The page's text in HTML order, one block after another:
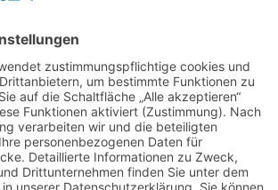
Hofer∎ Oberhofer Moritz
25 ∎I-39037 Mühlbach –
∎Südtirol/Italien